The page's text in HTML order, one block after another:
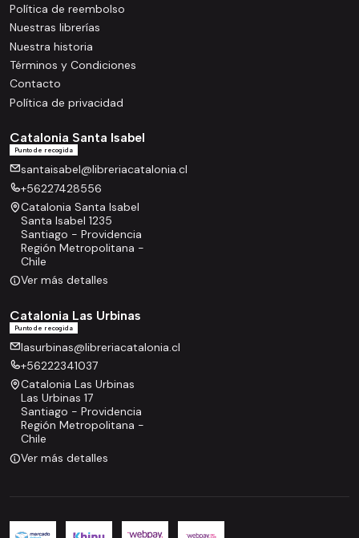
Política de reembolso
Nuestras librerías
Nuestra historia
Términos y Condiciones
Contacto
Política de privacidad
Catalonia Santa Isabel
Punto de recogida
santaisabel@libreriacatalonia.cl
+56227428556
Catalonia Santa Isabel
Santa Isabel 1235
Santiago - Providencia
Región Metropolitana -
Chile
Ver más detalles
Catalonia Las Urbinas
Punto de recogida
lasurbinas@libreriacatalonia.cl
+56222341037
Catalonia Las Urbinas
Las Urbinas 17
Santiago - Providencia
Región Metropolitana -
Chile
Ver más detalles